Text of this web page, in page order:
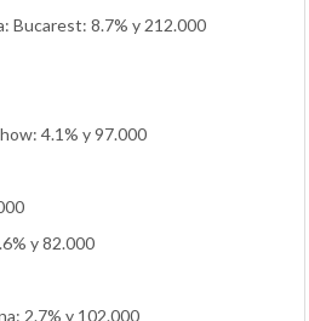
Bucarest: 8.7% y 212.000
4.1% y 97.000
y 82.000
2.7% y 102.000